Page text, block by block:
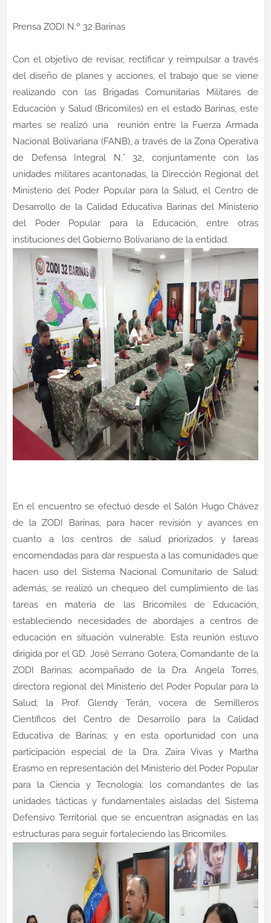
Prensa ZODI N.º 32 Barinas
Con el objetivo de revisar, rectificar y reimpulsar a través
del diseño de planes y acciones, el trabajo que se viene
realizando con las Brigadas Comunitarias Militares de
Educación y Salud (Bricomiles) en el estado Barinas, este
martes se realizó una reunión entre la Fuerza Armada
Nacional Bolivariana (FANB), a través de la Zona Operativa
de Defensa Integral N.° 32, conjuntamente con las
unidades militares acantonadas, la Dirección Regional del
Ministerio del Poder Popular para la Salud, el Centro de
Desarrollo de la Calidad Educativa Barinas del Ministerio
del Poder Popular para la Educación, entre otras
instituciones del Gobierno Bolivariano de la entidad.
En el encuentro se efectuó desde el Salón Hugo Chávez
de la ZODI Barinas, para hacer revisión y avances en
cuanto a los centros de salud priorizados y tareas
encomendadas para dar respuesta a las comunidades que
hacen uso del Sistema Nacional Comunitario de Salud;
además, se realizó un chequeo del cumplimiento de las
tareas en materia de las Bricomiles de Educación,
estableciendo necesidades de abordajes a centros de
educación en situación vulnerable. Esta reunión estuvo
dirigida por el GD. José Serrano Gotera, Comandante de la
ZODI Barinas; acompañado de la Dra. Angela Torres,
directora regional del Ministerio del Poder Popular para la
Salud; la Prof. Glendy Terán, vocera de Semilleros
Científicos del Centro de Desarrollo para la Calidad
Educativa de Barinas; y en esta oportunidad con una
participación especial de la Dra. Zaira Vivas y Martha
Erasmo en representación del Ministerio del Poder Popular
para la Ciencia y Tecnología; los comandantes de las
unidades tácticas y fundamentales aisladas del Sistema
Defensivo Territorial que se encuentran asignadas en las
estructuras para seguir fortaleciendo las Bricomiles.